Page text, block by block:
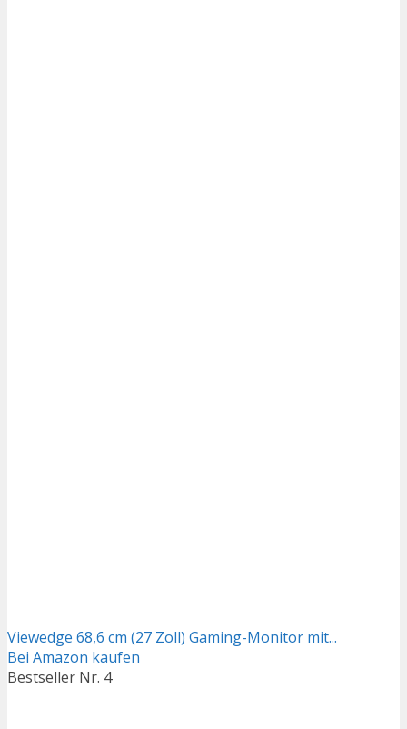
Viewedge 68,6 cm (27 Zoll) Gaming-Monitor mit...
Bei Amazon kaufen
Bestseller Nr. 4